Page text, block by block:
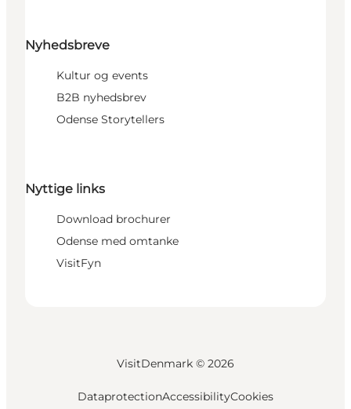
Nyhedsbreve
Kultur og events
B2B nyhedsbrev
Odense Storytellers
Nyttige links
Download brochurer
Odense med omtanke
VisitFyn
VisitDenmark © 2026
DataprotectionAccessibilityCookies